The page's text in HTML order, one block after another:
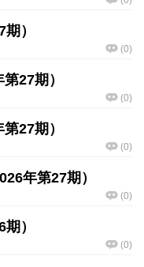
）
(0)
27期）
(0)
27期）
(0)
年第27期）
(0)
）
(0)